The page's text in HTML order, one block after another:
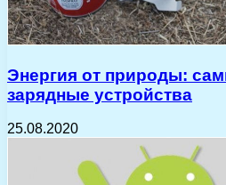
Энергия от природы:
зарядные устройства
25.08.2020